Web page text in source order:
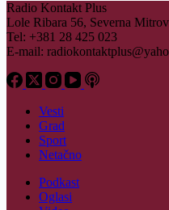
Radio Kontakt Plus
Lole Ribara 56, Severna
Tel: +381 28 425 023
E-mail:
Vesti
Grad
Sport
Netačno
Podkast
Oglasi